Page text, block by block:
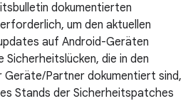
dokumentierten
um den aktuellen
auf Android-Geräten
Sicherheitslücken, die in den
Geräte/Partner dokumentiert sind,
Stands der Sicherheitspatches